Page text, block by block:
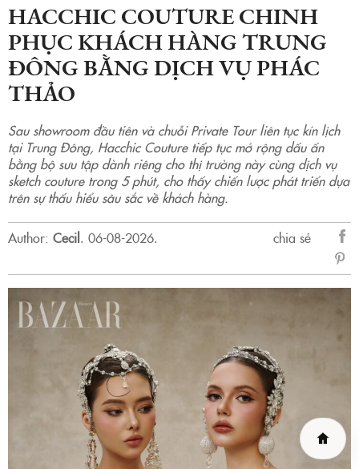
HACCHIC COUTURE CHINH
PHỤC KHÁCH HÀNG TRUNG
ĐÔNG BẰNG DỊCH VỤ PHÁC
THẢO
Sau showroom đầu tiên và chuỗi Private Tour liên tục kín lịch
tại Trung Đông, Hacchic Couture tiếp tục mở rộng dấu ấn
bằng bộ sưu tập dành riêng cho thị trường này cùng dịch vụ
sketch couture trong 5 phút, cho thấy chiến lược phát triển dựa
trên sự thấu hiểu sâu sắc về khách hàng.
Author: Cecil. 06-08-2026.
chia sẻ
sẻ